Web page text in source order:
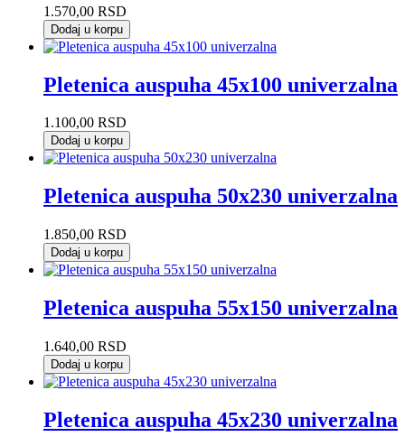
1.570,00 RSD
Dodaj u korpu
Pletenica auspuha 45x100 univerzalna
1.100,00 RSD
Dodaj u korpu
Pletenica auspuha 50x230 univerzalna
1.850,00 RSD
Dodaj u korpu
Pletenica auspuha 55x150 univerzalna
1.640,00 RSD
Dodaj u korpu
Pletenica auspuha 45x230 univerzalna